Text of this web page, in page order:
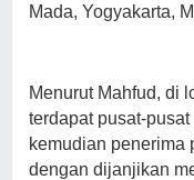
Mada, Yogyakarta,
Menurut Mahfud, di
terdapat pusat-
kemudian penerima
dengan dijanjikan